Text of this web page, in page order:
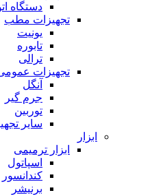
دستگاه
تجهیزات مطب
یونیت
تابوره
ترالی
تجهیزات
آنگل
جرم گیر
توربین
سایر
ابزار
ابزار ترمیمی
اسپاتول
کندانسور
برنیشر